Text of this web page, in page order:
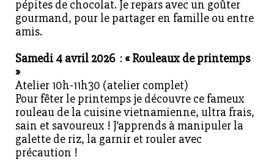
pépites de chocolat. Je repars avec un goûter
gourmand, pour le partager en famille ou entre
amis.
Samedi 4 avril 2026 :«Rouleaux de printemps
»
Atelier 10h-11h30 (atelier complet)
Pour fêter le printemps je découvre ce fameux
rouleau de la cuisine vietnamienne, ultra frais,
sain et savoureux ! J’apprends à manipuler la
galette de riz, la garnir et rouler avec
précaution !